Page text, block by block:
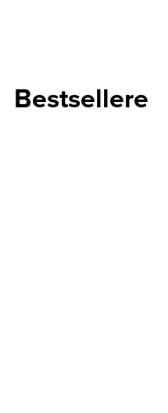
Bestsellere